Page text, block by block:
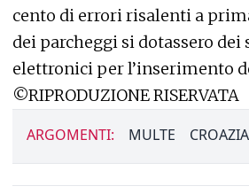
cento di errori risalenti a
dei parcheggi si dotassero dei
elettronici per l’inserimento
©RIPRODUZIONE RISERVATA
ARGOMENTI: MULTE CROAZIA